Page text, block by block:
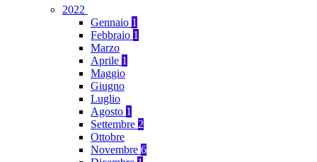
2022
Gennaio 1
Febbraio 1
Marzo
Aprile 1
Maggio
Giugno
Luglio
Agosto 1
Settembre 2
Ottobre
Novembre 6